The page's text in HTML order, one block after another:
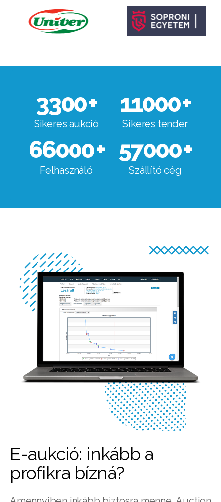
3300+
Sikeres aukció
11000+
Sikeres tender
66000+
Felhasználó
57000+
Szállító cég
E-aukció: inkább a
profikra bízná?